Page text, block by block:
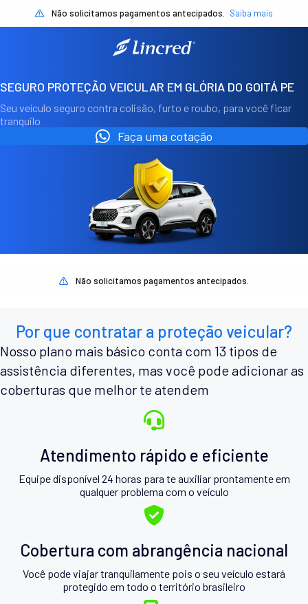
Não solicitamos pagamentos antecipados. Saiba mais
SEGURO PROTEÇÃO VEICULAR EM GLÓRIA DO GOITÁ PE
Seu veículo seguro contra colisão, furto e roubo, para você ficar
tranquilo
Faça uma cotação
Não solicitamos pagamentos antecipados.
Por que contratar a proteção veicular?
Nosso plano mais básico conta com 13 tipos de
assistência diferentes, mas você pode adicionar as
coberturas que melhor te atendem
Atendimento rápido e eficiente
Equipe disponível 24 horas para te auxiliar prontamente em
qualquer problema com o veículo
Cobertura com abrangência nacional
Você pode viajar tranquilamente pois o seu veículo estará
protegido em todo o território brasileiro